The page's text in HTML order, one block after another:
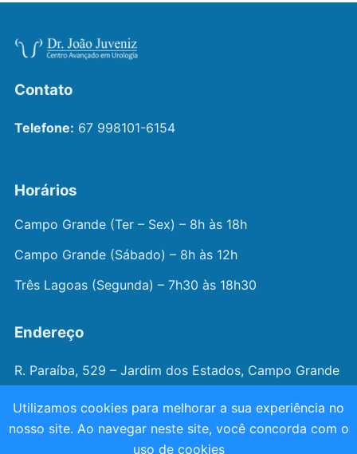
Contato
Telefone: 67 998101-6154
Horários
Campo Grande (Ter – Sex) – 8h às 18h
Campo Grande (Sábado) – 8h às 12h
Três Lagoas (Segunda) – 7h30 às 18h30
Endereço
R. Paraíba, 529 – Jardim dos Estados, Campo Grande
– MS
© 2026 — Dr. João Juveniz . Todos os direitos
Utilizamos cookies para melhorar a sua experiência no
nosso site. Ao navegar neste site, você concorda com o
uso de cookies